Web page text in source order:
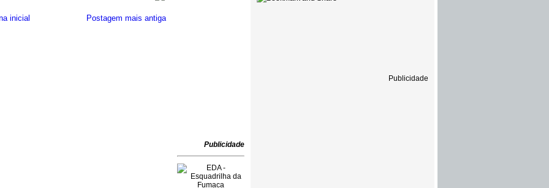
Postagem mais antiga
inicial
Publicidade
Publicidade